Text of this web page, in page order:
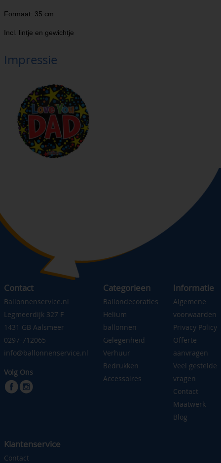
Formaat: 35 cm
Incl. lintje en gewichtje
Impressie
Contact
Ballonnenservice.nl
Legmeerdijk 327 F
1431 GB Aalsmeer
0297-712065
info@ballonnenservice.nl
Volg Ons
Categorieen
Ballondecoraties
Helium
ballonnen
Gelegenheid
Verhuur
Bedrukken
Accessoires
Informatie
Algemene
voorwaarden
Privacy Policy
Offerte
aanvragen
Veel gestelde
vragen
Contact
Maatwerk
Blog
Klantenservice
Contact